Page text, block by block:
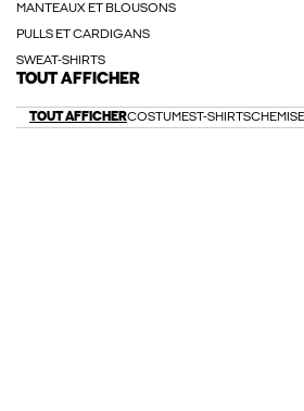
MANTEAUX ET BLOUSONS
PULLS ET CARDIGANS
SWEAT-SHIRTS
TOUT AFFICHER
TOUT AFFICHERCOSTUMEST-SHIRTS